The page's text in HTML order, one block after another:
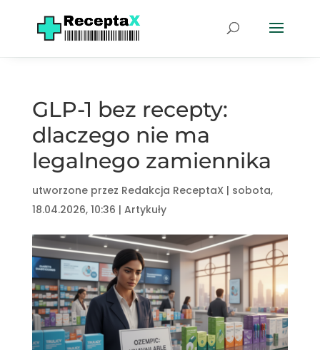
GLP-1 bez recepty:
dlaczego nie ma
legalnego zamiennika
utworzone przez Redakcja ReceptaX| sobota,
18.04.2026, 10:36 | Artykuły